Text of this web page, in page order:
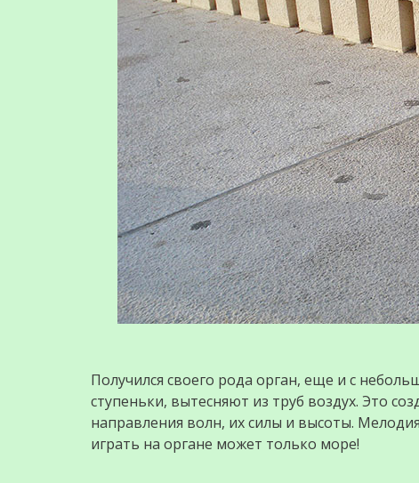
Получился своего рода орган, еще и с
ступеньки, вытесняют из труб воздух. Это
направления волн, их силы и высоты.
играть на органе может только море!